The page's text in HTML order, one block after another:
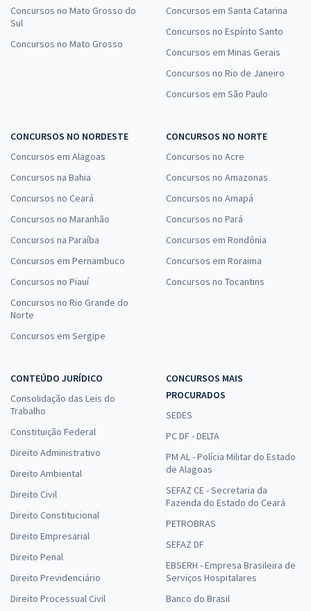
Concursos no Mato Grosso do
Sul
Concursos no Mato Grosso
Concursos em Santa Catarina
Concursos no Espírito Santo
Concursos em Minas Gerais
Concursos no Rio de Janeiro
Concursos em São Paulo
CONCURSOS NO NORDESTE
Concursos em Alagoas
Concursos na Bahia
Concursos no Ceará
Concursos no Maranhão
Concursos na Paraíba
Concursos em Pernambuco
Concursos no Piauí
Concursos no Rio Grande do
Norte
Concursos em Sergipe
CONCURSOS NO NORTE
Concursos no Acre
Concursos no Amazonas
Concursos no Amapá
Concursos no Pará
Concursos em Rondônia
Concursos em Roraima
Concursos no Tocantins
CONTEÚDO JURÍDICO
Consolidação das Leis do
Trabalho
Constituição Federal
Direito Administrativo
Direito Ambiental
Direito Civil
Direito Constitucional
Direito Empresarial
Direito Penal
Direito Previdenciário
Direito Processual Civil
CONCURSOS MAIS
PROCURADOS
SEDES
PC DF - DELTA
PM AL - Polícia Militar do Estado
de Alagoas
SEFAZ CE - Secretaria da
Fazenda do Estado do Ceará
PETROBRAS
SEFAZ DF
EBSERH - Empresa Brasileira de
Serviços Hospitalares
Banco do Brasil